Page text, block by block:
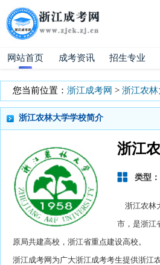
网站首页 成考资讯 招生专业
您当前位置： 浙江成考网 > 浙江农
浙江农林大学学校简介
浙江
类型：
浙江农林
市，是浙江
原局共建高校，浙江省重点建设高校。
浙江成考网为广大浙江成考考生提供浙江